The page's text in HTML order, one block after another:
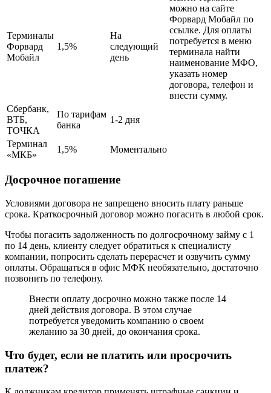
Терминалы
Форвард
Мобайл
1,5%
На
следующий
день
можно на сайте
Форвард Мобайл по
ссылке. Для оплаты
потребуется в меню
терминала найти
наименование МФО,
указать номер
договора, телефон и
внести сумму.
Сбербанк,
ВТБ,
ТОЧКА
По тарифам
банка
1-2 дня
Терминал
«МКБ»
1,5% Моментально
Досрочное погашение
Условиями договора не запрещено вносить плату раньше
срока. Краткосрочный договор можно погасить в любой срок.
Чтобы погасить задолженность по долгосрочному займу с 1
по 14 день, клиенту следует обратиться к специалисту
компании, попросить сделать перерасчет и озвучить сумму
оплаты. Обращаться в офис МФК необязательно, достаточно
позвонить по телефону.
Внести оплату досрочно можно также после 14
дней действия договора. В этом случае
потребуется уведомить компанию о своем
желанию за 30 дней, до окончания срока.
Что будет, если не платить или просрочить
платеж?